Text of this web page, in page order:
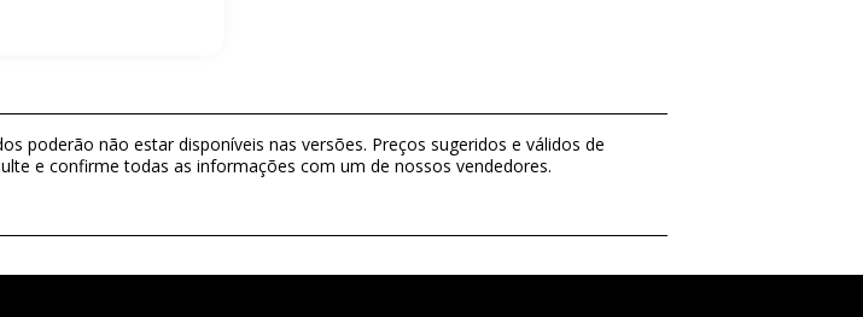
poderão não estar disponíveis nas versões. Preços sugeridos e válidos de
e confirme todas as informações com um de nossos vendedores.